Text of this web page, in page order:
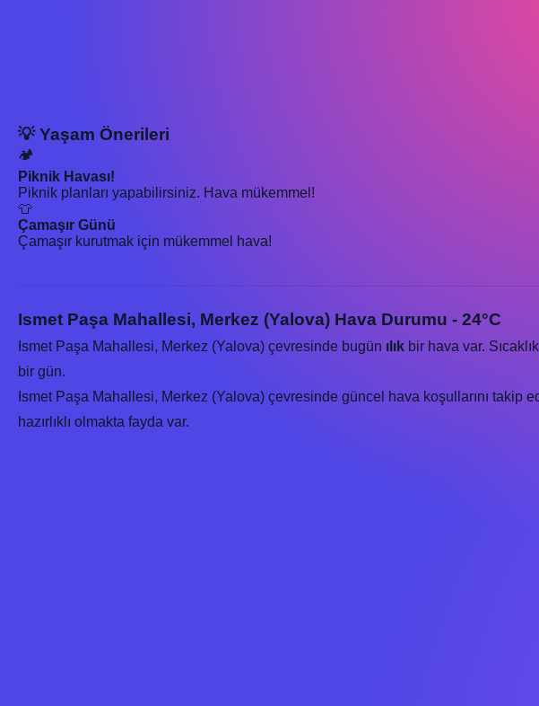
💡 Yaşam Önerileri
🏕️
Piknik Havası!
Piknik planları yapabilirsiniz. Hava mükemmel!
👕
Çamaşır Günü
Çamaşır kurutmak için mükemmel hava!
Ismet Paşa Mahallesi, Merkez (Yalova) Hava Durumu - 24°C
Ismet Paşa Mahallesi, Merkez (Yalova) çevresinde bugün ılık bir hava var. Sıcaklık
bir gün.
Ismet Paşa Mahallesi, Merkez (Yalova) çevresinde güncel hava koşullarını takip
hazırlıklı olmakta fayda var.